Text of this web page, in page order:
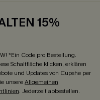
15%
*Ein Code pro Bestellung.
Schaltfläche klicken, erklären
und Updates von Cupshe per
unsereAllgemeinen
. Jederzeit abbestellen.